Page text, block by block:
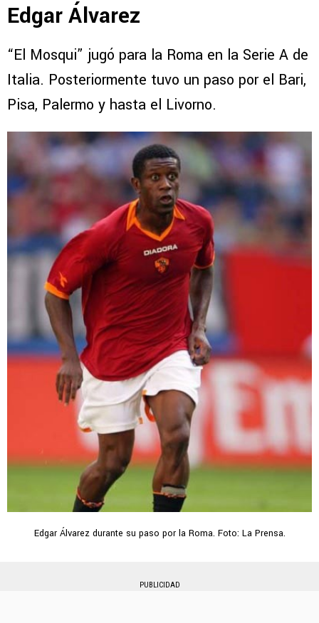
Edgar Álvarez
“El Mosqui” jugó para la Roma en la Serie A de
Italia. Posteriormente tuvo un paso por el Bari,
Pisa, Palermo y hasta el Livorno.
Edgar Álvarez durante su paso por la Roma. Foto: La Prensa.
PUBLICIDAD